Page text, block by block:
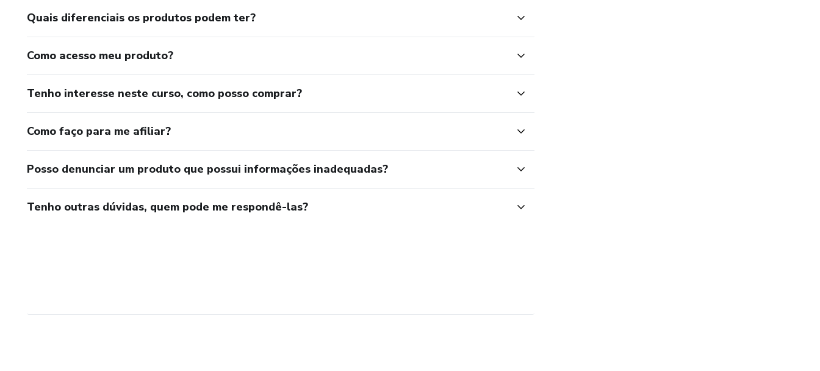
Quais diferenciais os produtos podem ter?
Como acesso meu produto?
Tenho interesse neste curso, como posso comprar?
Como faço para me afiliar?
Posso denunciar um produto que possui informações inadequadas?
Tenho outras dúvidas, quem pode me respondê-las?